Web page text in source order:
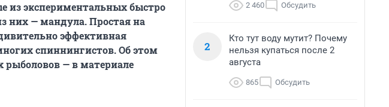
из экспериментальных быстро
них — мандула. Простая на
эффективная
спиннингистов. Об этом
— в материале
2 460 Обсудить
2
Кто тут воду мутит? Почему
нельзя купаться после 2
августа
865 Обсудить